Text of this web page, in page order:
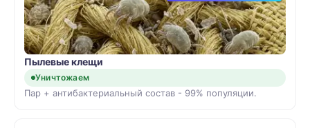
Пылевые клещи
Уничтожаем
Пар + антибактериальный состав - 99% популяции.